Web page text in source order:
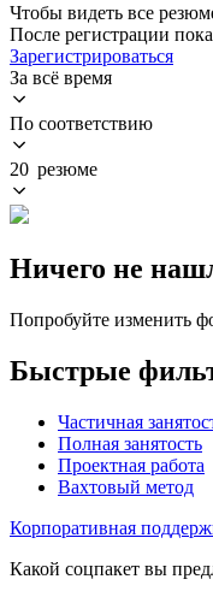
Чтобы видеть все
После регистрации
Зарегистрироваться
За всё время
По соответствию
20 резюме
Ничего не
Попробуйте изменить
Быстрые
Частичная
Полная занятость
Проектная работа
Вахтовый метод
Корпоративная
Какой соцпакет вы